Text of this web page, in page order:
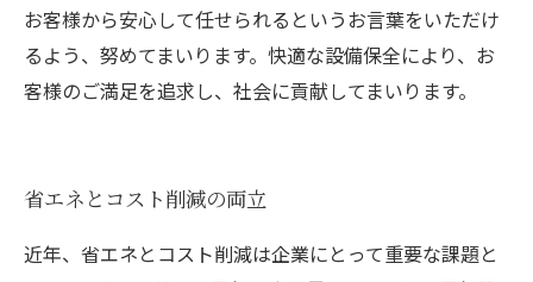
お客様から安心して任せられるというお言葉をいただけ
るよう、努めてまいります。快適な設備保全により、お
客様のご満足を追求し、社会に貢献してまいります。
省エネとコスト削減の両立
近年、省エネとコスト削減は企業にとって重要な課題と